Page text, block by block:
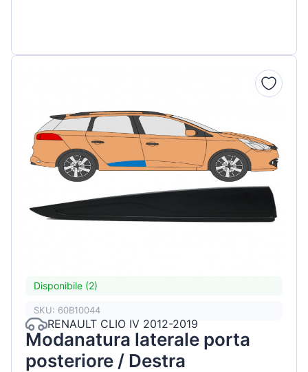
Disponibile (2)
SKU: 60B10044
RENAULT CLIO IV 2012-2019
Modanatura laterale porta
posteriore / Destra